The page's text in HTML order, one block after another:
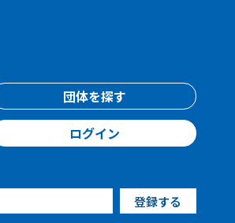
団体を探す
ログイン